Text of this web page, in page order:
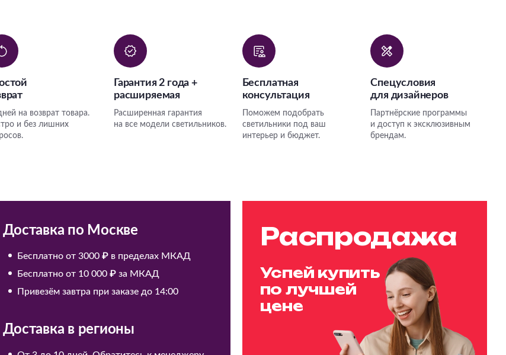
на возврат товара.
и без лишних
Гарантия 2 года +
расширяемая
Расширенная гарантия
на все модели светильников.
Бесплатная
консультация
Поможем подобрать
светильники под ваш
интерьер и бюджет.
Спецусловия
для дизайнеров
Партнёрские программы
и доступ к эксклюзивным
брендам.
Доставка по Москве
Бесплатно от 3000 ₽ в пределах МКАД
Бесплатно от 10 000 ₽ за МКАД
Привезём завтра при заказе до 14:00
Доставка в регионы
Распродажа
Успей купить
по лучшей
цене